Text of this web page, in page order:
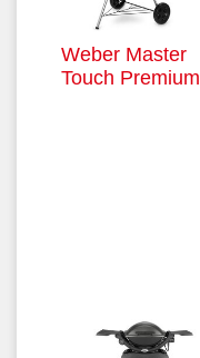
Weber Master
Touch Premium